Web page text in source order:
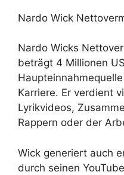
Nardo Wick
Nardo Wicks
beträgt 4 Millionen
Karriere. Er verdient
Lyrikvideos,
Rappern oder der
Wick generiert auch
durch seinen